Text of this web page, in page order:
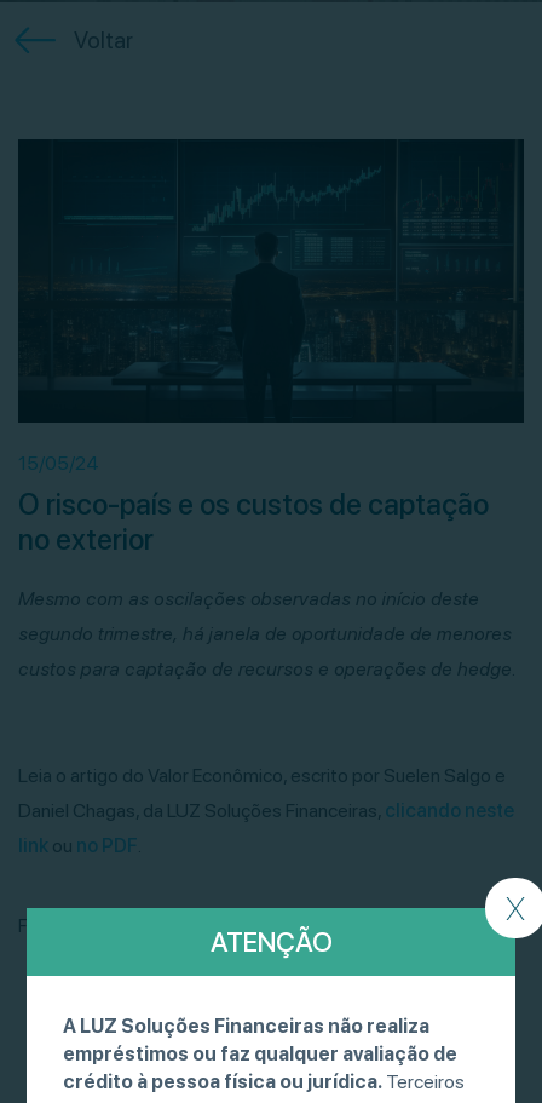
ATENÇÃO
X
A LUZ Soluções Financeiras não realiza
empréstimos ou faz qualquer avaliação de
crédito à pessoa física ou jurídica. Terceiros
Voltar
15/05/24
O risco-país e os custos de captação
no exterior
Mesmo com as oscilações observadas no início deste
segundo trimestre, há janela de oportunidade de menores
custos para captação de recursos e operações de hedge.
Leia o artigo do Valor Econômico, escrito por Suelen Salgo e
Daniel Chagas, da LUZ Soluções Financeiras, clicando neste
link ou no PDF.
Fonte: Valor Econômico